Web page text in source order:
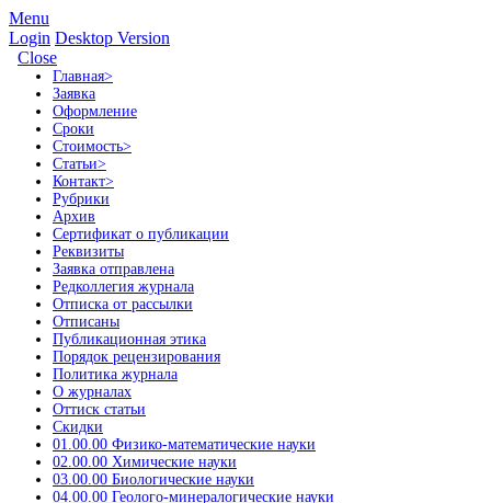
Menu
Login Desktop Version
Close
Главная>
Заявка
Оформление
Сроки
Стоимость>
Статьи>
Контакт>
Рубрики
Архив
Сертификат о публикации
Реквизиты
Заявка отправлена
Редколлегия журнала
Отписка от рассылки
Отписаны
Публикационная этика
Порядок рецензирования
Политика журнала
О журналах
Оттиск статьи
Скидки
01.00.00 Физико-математические науки
02.00.00 Химические науки
03.00.00 Биологические науки
04.00.00 Геолого-минералогические науки